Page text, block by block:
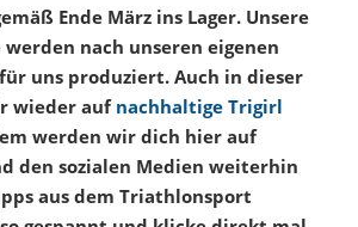
Ende März ins Lager. Unsere
nach unseren eigenen
uns produziert. Auch in dieser
wieder auf nachhaltige Trigirl
werden wir dich hier auf
den sozialen Medien weiterhin
aus dem Triathlonsport